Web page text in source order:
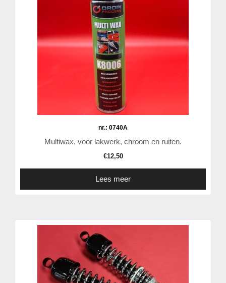
nr.: 0740A
Multiwax, voor lakwerk, chroom en ruiten.
€12,50
Lees meer